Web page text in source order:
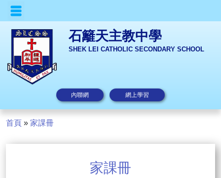
石籬天主教中學
SHEK LEI CATHOLIC SECONDARY SCHOOL
內聯網 網上學習
首頁 » 家課冊
家課冊